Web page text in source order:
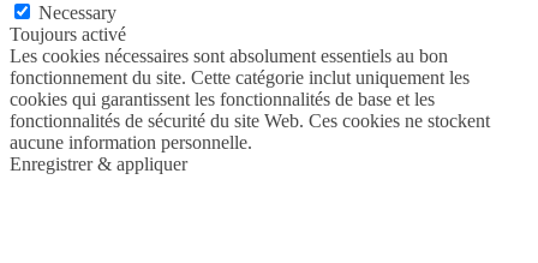
Necessary
Toujours activé
Les cookies nécessaires sont absolument essentiels au bon
fonctionnement du site. Cette catégorie inclut uniquement les
cookies qui garantissent les fonctionnalités de base et les
fonctionnalités de sécurité du site Web. Ces cookies ne stockent
aucune information personnelle.
Enregistrer & appliquer